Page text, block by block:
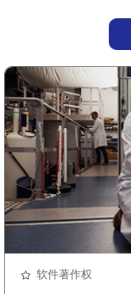
软件著作权